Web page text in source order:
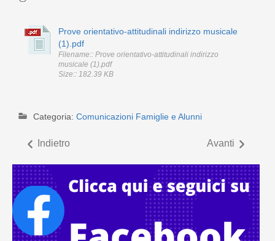
Prove orientativo-attitudinali indirizzo musicale
(1).pdf
Filename:: Prove orientativo-attitudinali indirizzo
musicale (1).pdf
Size:: 182.39 KB
Categoria: Comunicazioni Famiglie e Alunni
Indietro Avanti